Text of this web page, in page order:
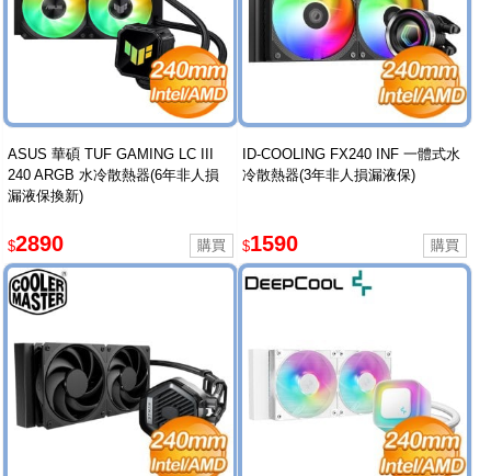
ASUS 華碩 TUF GAMING LC III
240 ARGB 水冷散熱器(6年非人損
漏液保換新)
$2890
ID-COOLING FX240 INF 一體式水
冷散熱器(3年非人損漏液保)
$1590